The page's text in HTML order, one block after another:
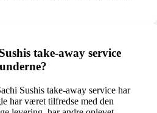
take-away service
Sushis take-away service har
har været tilfredse med den